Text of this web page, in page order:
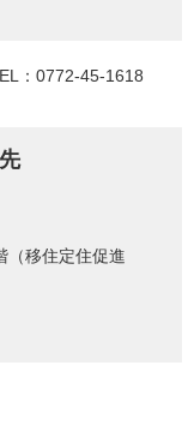
：0772-45-1618
移住定住促進